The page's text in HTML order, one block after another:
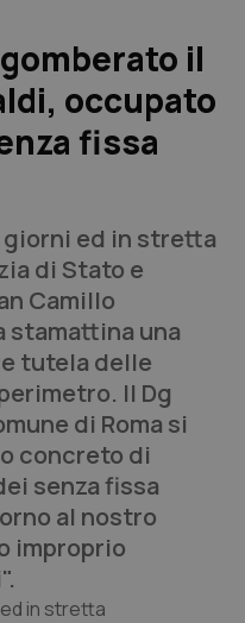
il
occupato
fissa
giorni ed in stretta
di Stato e
Camillo
stamattina una
tutela delle
Il Dg
di Roma si
concreto di
senza fissa
al nostro
improprio
in stretta